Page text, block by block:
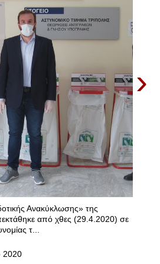
›
Ανακύκλωσης» της
από χθες (29.4.2020) σε
τ...
2020